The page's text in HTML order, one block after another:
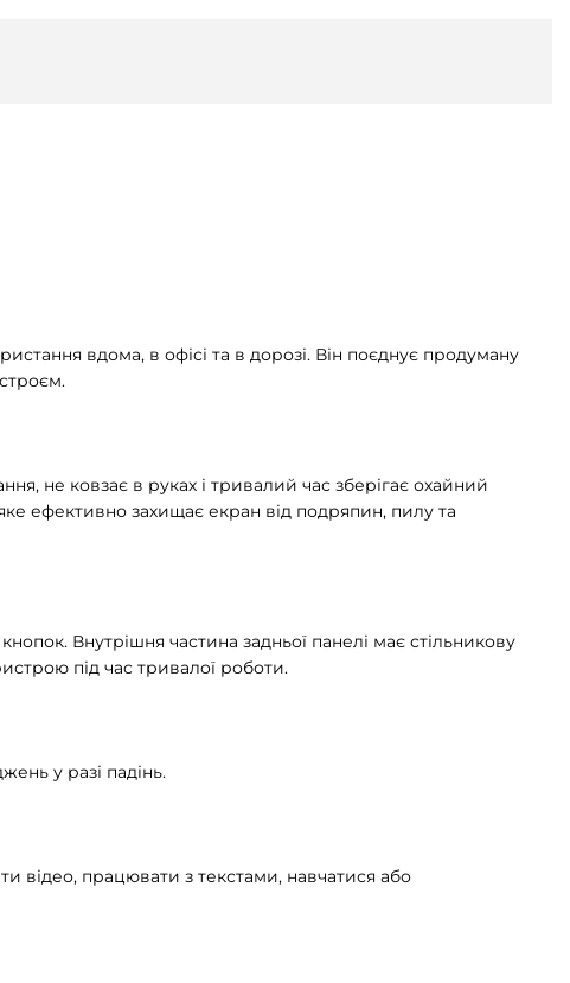
вдома, в офісі та в дорозі. Він поєднує продуману
не ковзає в руках і тривалий час зберігає охайний
ефективно захищає екран від подряпин, пилу та
Внутрішня частина задньої панелі має стільникову
під час тривалої роботи.
у разі падінь.
відео, працювати з текстами, навчатися або